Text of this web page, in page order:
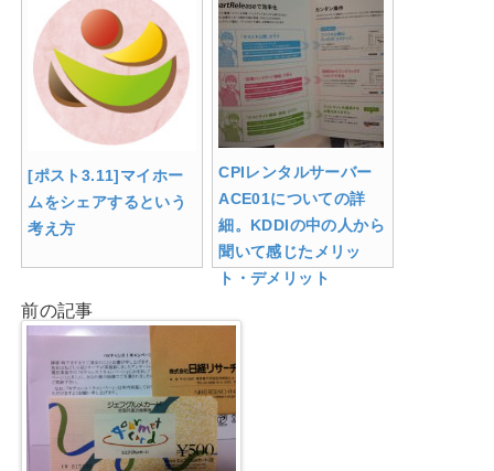
[ポスト3.11]マイホー
ムをシェアするという
考え方
CPIレンタルサーバー
ACE01についての詳
細。KDDIの中の人から
聞いて感じたメリッ
ト・デメリット
前の記事